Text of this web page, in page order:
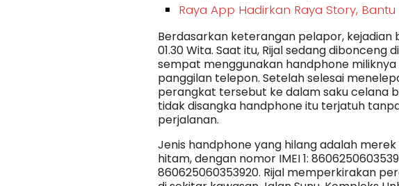
Raya App Hadirkan Raya Story,
Berdasarkan keterangan pelapor, kejadian
01.30 Wita. Saat itu, Rijal sedang dibonceng
sempat menggunakan handphone
panggilan telepon. Setelah selesai
perangkat tersebut ke dalam saku celana
tidak disangka handphone itu terjatuh
perjalanan.
Jenis handphone yang hilang adalah
hitam, dengan nomor IMEI 1:
860625060353920. Rijal memperkirakan